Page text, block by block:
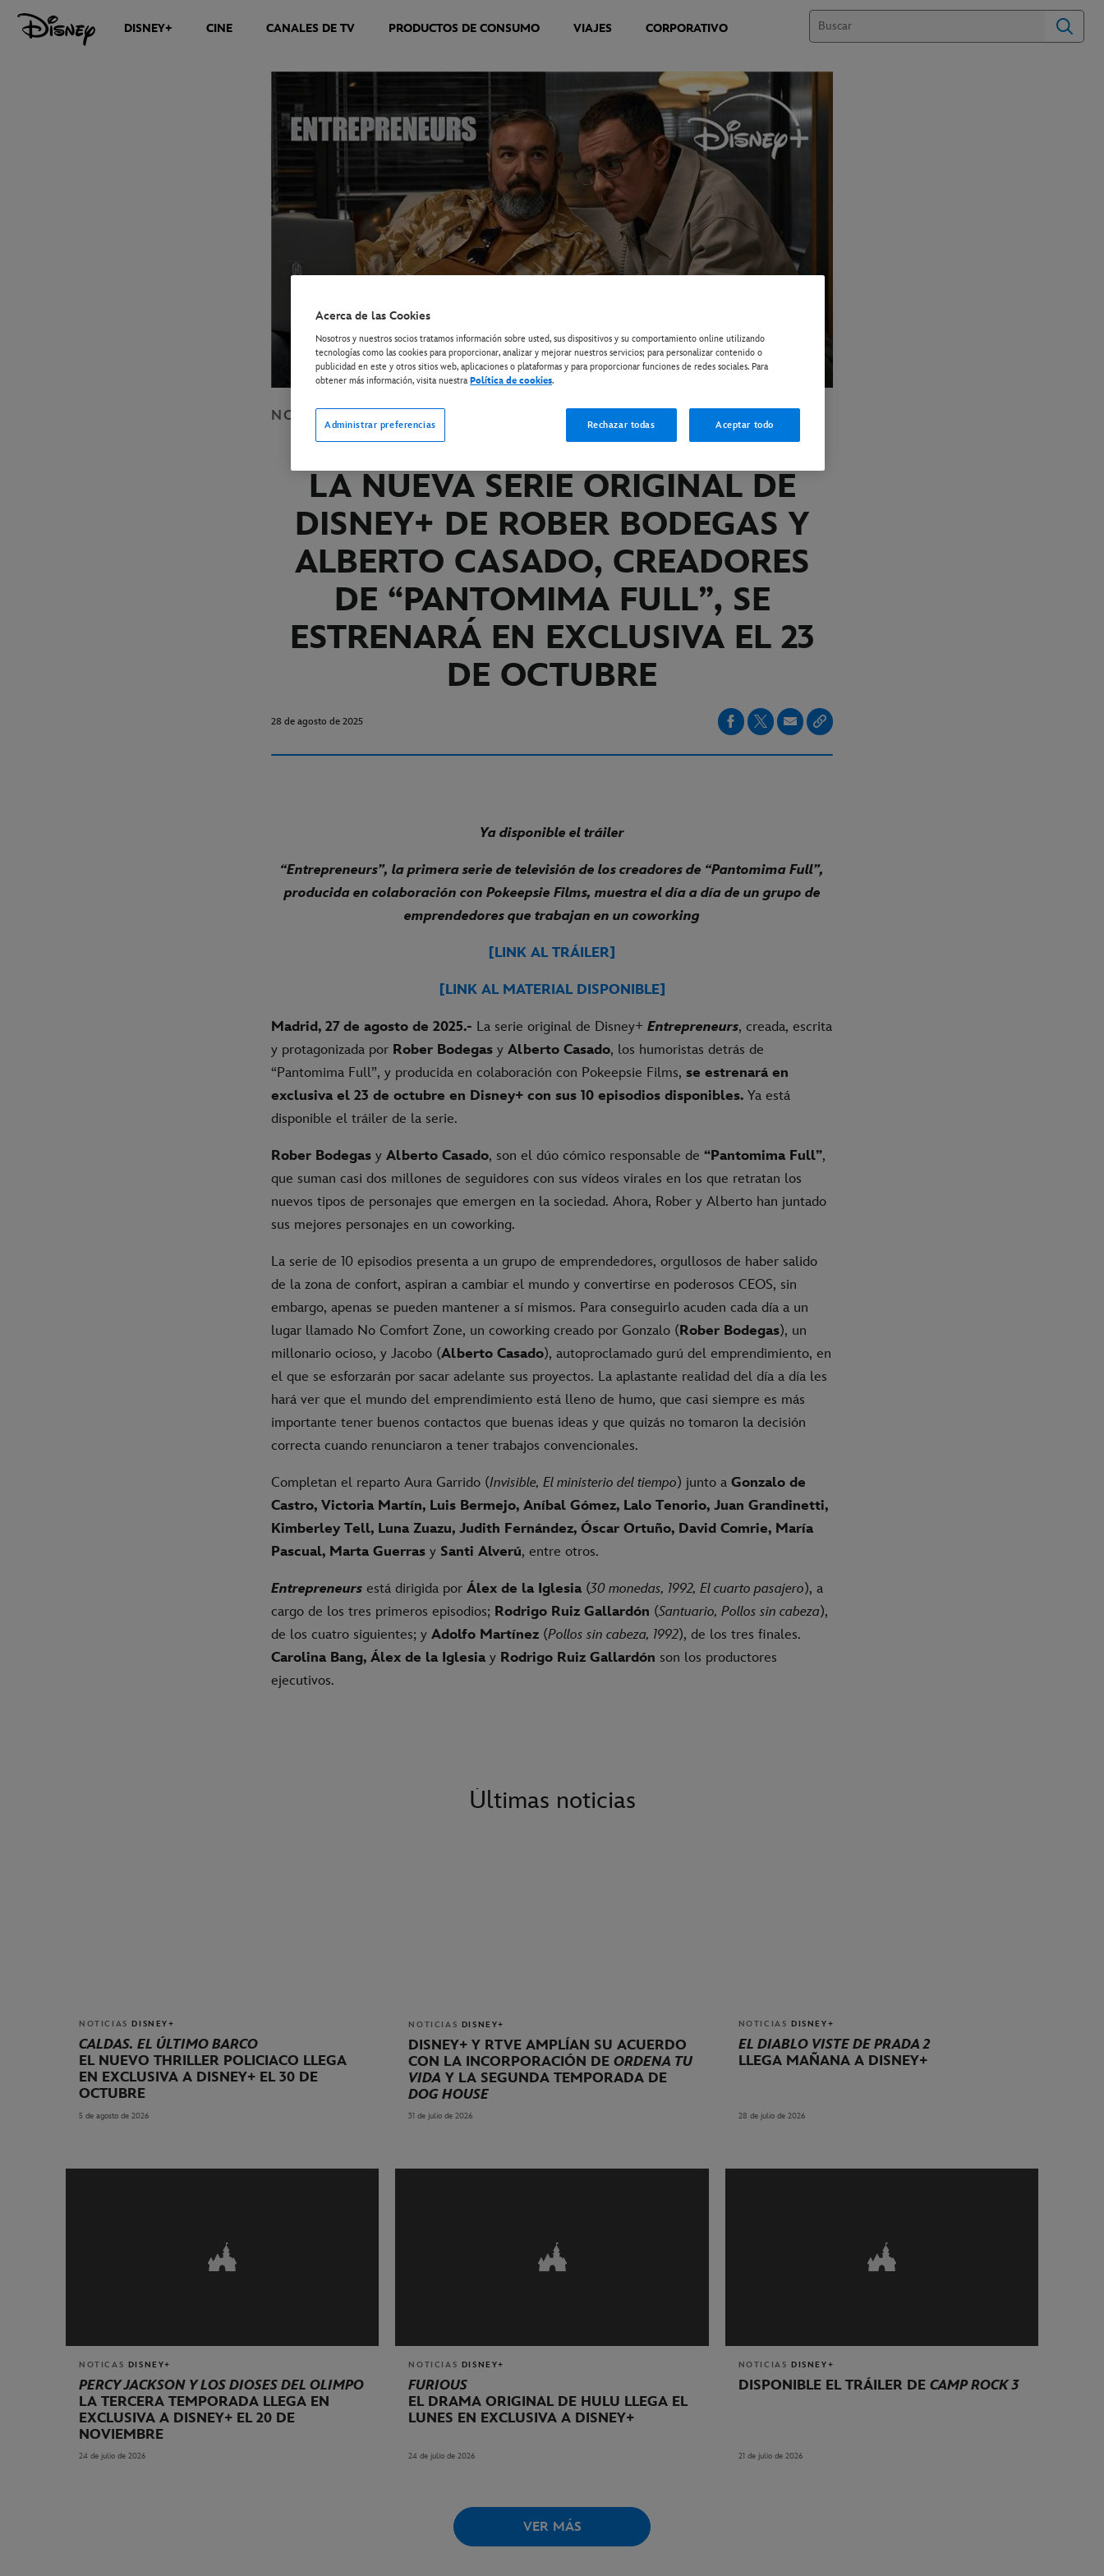
DISNEY+ CINE CANALES DE TV PRODUCTOS DE CONSUMO VIAJES CORPORATIVO
NOTICIAS
ENTREPRENEURS
LA NUEVA SERIE ORIGINAL DE
DISNEY+ DE ROBER BODEGAS Y
ALBERTO CASADO, CREADORES
DE “PANTOMIMA FULL”, SE
ESTRENARÁ EN EXCLUSIVA EL 23
DE OCTUBRE
28 de agosto de 2025
Ya disponible el tráiler
“Entrepreneurs”, la primera serie de televisión de los creadores de “Pantomima Full”,
producida en colaboración con Pokeepsie Films, muestra el día a día de un grupo de
emprendedores que trabajan en un coworking
[LINK AL TRÁILER]
[LINK AL MATERIAL DISPONIBLE]
Madrid, 27 de agosto de 2025.- La serie original de Disney+ Entrepreneurs, creada, escrita
y protagonizada por Rober Bodegas y Alberto Casado, los humoristas detrás de
“Pantomima Full”, y producida en colaboración con Pokeepsie Films, se estrenará en
exclusiva el 23 de octubre en Disney+ con sus 10 episodios disponibles. Ya está
disponible el tráiler de la serie.
Rober Bodegas y Alberto Casado, son el dúo cómico responsable de “Pantomima Full”,
que suman casi dos millones de seguidores con sus vídeos virales en los que retratan los
nuevos tipos de personajes que emergen en la sociedad. Ahora, Rober y Alberto han juntado
sus mejores personajes en un coworking.
La serie de 10 episodios presenta a un grupo de emprendedores, orgullosos de haber salido
de la zona de confort, aspiran a cambiar el mundo y convertirse en poderosos CEOS, sin
embargo, apenas se pueden mantener a sí mismos. Para conseguirlo acuden cada día a un
lugar llamado No Comfort Zone, un coworking creado por Gonzalo (Rober Bodegas), un
millonario ocioso, y Jacobo (Alberto Casado), autoproclamado gurú del emprendimiento, en
el que se esforzarán por sacar adelante sus proyectos. La aplastante realidad del día a día les
hará ver que el mundo del emprendimiento está lleno de humo, que casi siempre es más
importante tener buenos contactos que buenas ideas y que quizás no tomaron la decisión
correcta cuando renunciaron a tener trabajos convencionales.
Completan el reparto Aura Garrido (Invisible, El ministerio del tiempo) junto a Gonzalo de
Castro, Victoria Martín, Luis Bermejo, Aníbal Gómez, Lalo Tenorio, Juan Grandinetti,
Kimberley Tell, Luna Zuazu, Judith Fernández, Óscar Ortuño, David Comrie, María
Pascual, Marta Guerras y Santi Alverú, entre otros.
Entrepreneurs está dirigida por Álex de la Iglesia (30 monedas, 1992, El cuarto pasajero), a
cargo de los tres primeros episodios; Rodrigo Ruiz Gallardón (Santuario, Pollos sin cabeza),
de los cuatro siguientes; y Adolfo Martínez (Pollos sin cabeza, 1992), de los tres finales.
Carolina Bang, Álex de la Iglesia y Rodrigo Ruiz Gallardón son los productores
ejecutivos.
Últimas noticias
NOTICIAS DISNEY+
CALDAS. EL ÚLTIMO BARCO
EL NUEVO THRILLER POLICIACO LLEGA
EN EXCLUSIVA A DISNEY+ EL 30 DE
OCTUBRE
5 de agosto de 2026
NOTICIAS DISNEY+
DISNEY+ Y RTVE AMPLÍAN SU ACUERDO
CON LA INCORPORACIÓN DEORDENA TU
VIDA Y LA SEGUNDA TEMPORADA DE
DOG HOUSE
31 de julio de 2026
NOTICIAS DISNEY+
EL DIABLO VISTE DE PRADA 2
LLEGA MAÑANA A DISNEY+
28 de julio de 2026
NOTICAS DISNEY+
PERCY JACKSON Y LOS DIOSES DEL OLIMPO
LA TERCERA TEMPORADA LLEGA EN
EXCLUSIVA A DISNEY+ EL 20 DE
NOVIEMBRE
24 de julio de 2026
NOTICIAS DISNEY+
FURIOUS
EL DRAMA ORIGINAL DE HULU LLEGA EL
LUNES EN EXCLUSIVA A DISNEY+
24 de julio de 2026
NOTICIAS DISNEY+
DISPONIBLE EL TRÁILER DE CAMP ROCK 3
21 de julio de 2026
VER MÁS
Acerca de las Cookies
Nosotros y nuestros socios tratamos información sobre usted, sus dispositivos y su comportamiento online utilizando
tecnologías como las cookies para proporcionar, analizar y mejorar nuestros servicios; para personalizar contenido o
publicidad en este y otros sitios web, aplicaciones o plataformas y para proporcionar funciones de redes sociales. Para
obtener más información, visita nuestraPolítica de cookies.
Administrar preferencias Rechazar todas Aceptar todo